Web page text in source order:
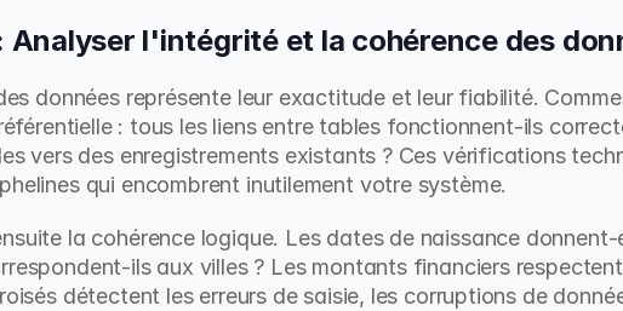
Analyser l'intégrité et la cohérence des
données représente leur exactitude et leur fiabilité.
: tous les liens entre tables fonctionnent-ils
vers des enregistrements existants ? Ces vérifications
qui encombrent inutilement votre système.
la cohérence logique. Les dates de naissance
ils aux villes ? Les montants financiers
détectent les erreurs de saisie, les corruptions de